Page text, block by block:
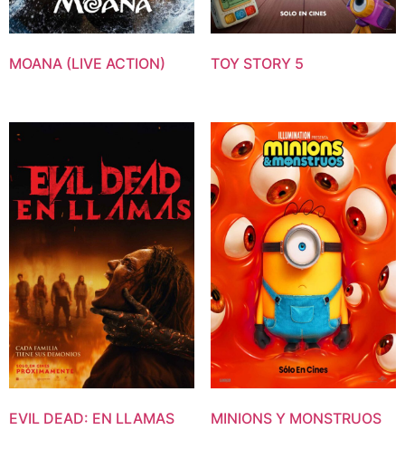
MOANA (LIVE ACTION) TOY STORY 5
EVIL DEAD: EN LLAMAS MINIONS Y MONSTRUOS